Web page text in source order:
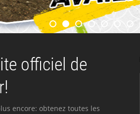
officiel de
encore: obtenez toutes les